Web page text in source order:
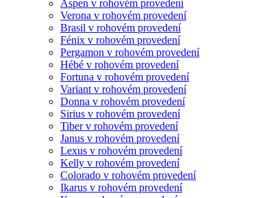
Aspen v rohovém provedení
Verona v rohovém provedení
Brasil v rohovém provedení
Fénix v rohovém provedení
Pergamon v rohovém provedení
Hébé v rohovém provedení
Fortuna v rohovém provedení
Variant v rohovém provedení
Donna v rohovém provedení
Sirius v rohovém provedení
Tiber v rohovém provedení
Janus v rohovém provedení
Lexus v rohovém provedení
Kelly v rohovém provedení
Colorado v rohovém provedení
Ikarus v rohovém provedení